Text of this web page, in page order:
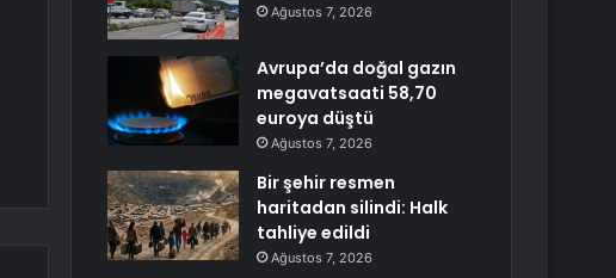
Ağustos 7, 2026
Avrupa’da doğal gazın
megavatsaati 58,70
euroya düştü
Ağustos 7, 2026
Bir şehir resmen
haritadan silindi: Halk
tahliye edildi
Ağustos 7, 2026